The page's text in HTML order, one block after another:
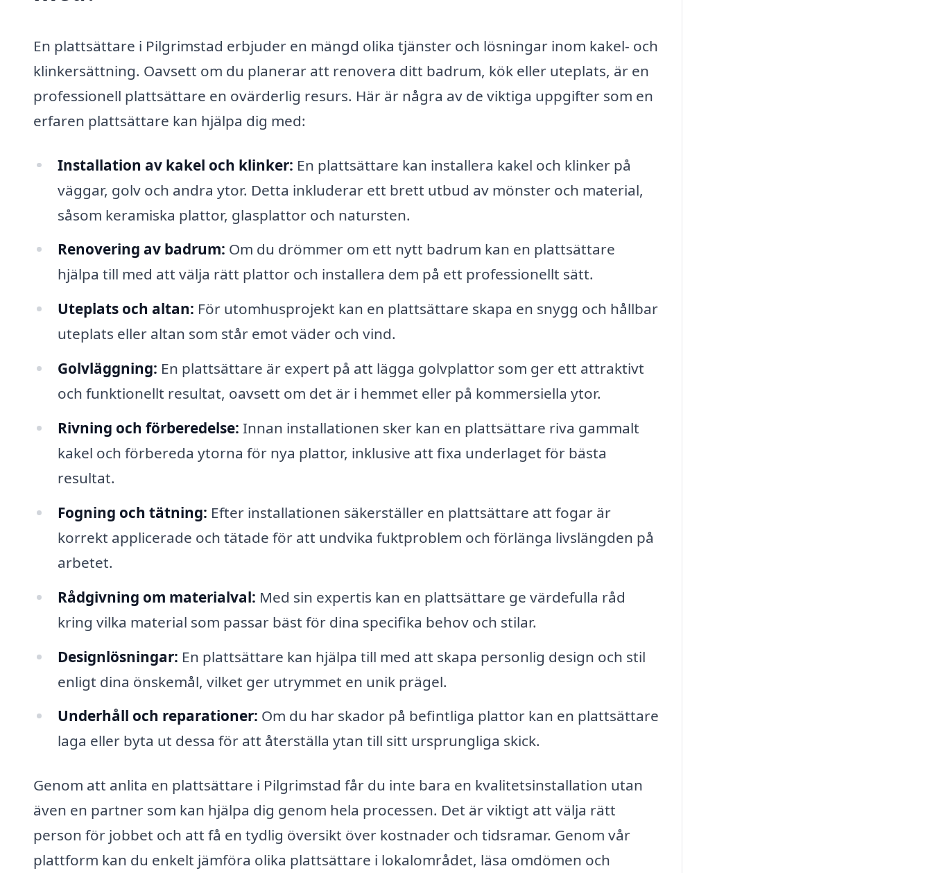
En plattsättare i Pilgrimstad erbjuder en mängd olika tjänster och lösningar inom kakel- och
klinkersättning. Oavsett om du planerar att renovera ditt badrum, kök eller uteplats, är en
professionell plattsättare en ovärderlig resurs. Här är några av de viktiga uppgifter som en
erfaren plattsättare kan hjälpa dig med:
Installation av kakel och klinker: En plattsättare kan installera kakel och klinker på
väggar, golv och andra ytor. Detta inkluderar ett brett utbud av mönster och material,
såsom keramiska plattor, glasplattor och natursten.
Renovering av badrum: Om du drömmer om ett nytt badrum kan en plattsättare
hjälpa till med att välja rätt plattor och installera dem på ett professionellt sätt.
Uteplats och altan: För utomhusprojekt kan en plattsättare skapa en snygg och hållbar
uteplats eller altan som står emot väder och vind.
Golvläggning: En plattsättare är expert på att lägga golvplattor som ger ett attraktivt
och funktionellt resultat, oavsett om det är i hemmet eller på kommersiella ytor.
Rivning och förberedelse: Innan installationen sker kan en plattsättare riva gammalt
kakel och förbereda ytorna för nya plattor, inklusive att fixa underlaget för bästa
resultat.
Fogning och tätning: Efter installationen säkerställer en plattsättare att fogar är
korrekt applicerade och tätade för att undvika fuktproblem och förlänga livslängden på
arbetet.
Rådgivning om materialval: Med sin expertis kan en plattsättare ge värdefulla råd
kring vilka material som passar bäst för dina specifika behov och stilar.
Designlösningar: En plattsättare kan hjälpa till med att skapa personlig design och stil
enligt dina önskemål, vilket ger utrymmet en unik prägel.
Underhåll och reparationer: Om du har skador på befintliga plattor kan en plattsättare
laga eller byta ut dessa för att återställa ytan till sitt ursprungliga skick.
Genom att anlita en plattsättare i Pilgrimstad får du inte bara en kvalitetsinstallation utan
även en partner som kan hjälpa dig genom hela processen. Det är viktigt att välja rätt
person för jobbet och att få en tydlig översikt över kostnader och tidsramar. Genom vår
plattform kan du enkelt jämföra olika plattsättare i lokalområdet, läsa omdömen och